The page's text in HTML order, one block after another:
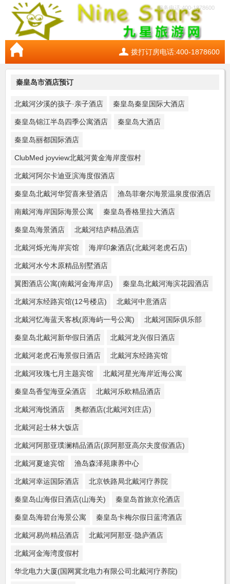
服务电话:400-1878600
拨打订房电话:400-1878600
秦皇岛市酒店预订
北戴河汐溪的孩子·亲子酒店 秦皇岛秦皇国际大酒店
秦皇岛锦江半岛四季公寓酒店 秦皇岛大酒店
秦皇岛丽都国际酒店
ClubMed joyview北戴河黄金海岸度假村
北戴河阿尔卡迪亚滨海度假酒店
秦皇岛北戴河华贸喜来登酒店 渔岛菲奢尔海景温泉度假酒店
南戴河海岸国际海景公寓 秦皇岛香格里拉大酒店
秦皇岛海景酒店 北戴河结庐精品酒店
北戴河烁光海岸宾馆 海岸印象酒店(北戴河老虎石店)
北戴河水兮木原精品别墅酒店
翼图酒店公寓(南戴河金海岸店) 秦皇岛北戴河海滨花园酒店
北戴河东经路宾馆(12号楼店) 北戴河中意酒店
北戴河忆海蓝天客栈(原海屿一号公寓) 北戴河国际俱乐部
秦皇岛北戴河新华假日酒店 北戴河龙兴假日酒店
北戴河老虎石海景假日酒店 北戴河东经路宾馆
北戴河玫瑰七月主题宾馆 北戴河星光海岸近海公寓
秦皇岛香玺海亚朵酒店 北戴河乐欧精品酒店
北戴河海悦酒店 奥都酒店(北戴河刘庄店)
北戴河起士林大饭店
北戴河阿那亚璞澜精品酒店(原阿那亚高尔夫度假酒店)
北戴河夏途宾馆 渔岛森泽苑康养中心
北戴河幸运国际酒店 北京铁路局北戴河疗养院
秦皇岛山海假日酒店(山海关) 秦皇岛首旅京伦酒店
秦皇岛海碧台海景公寓 秦皇岛卡梅尔假日蓝湾酒店
北戴河易尚精品酒店 北戴河阿那亚·隐庐酒店
北戴河金海湾度假村
华北电力大厦(国网冀北电力有限公司北戴河疗养院)